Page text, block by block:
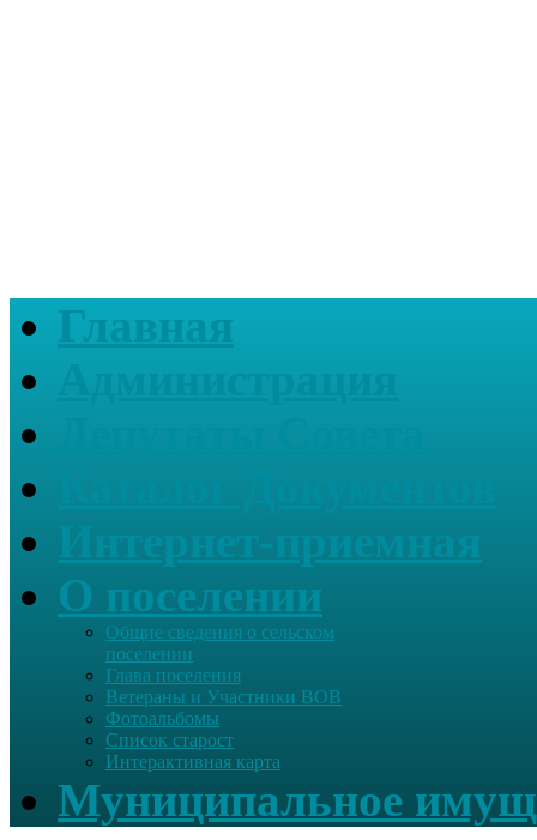
Главная
О поселении
Общие сведения о сельском
поселении
Глава поселения
Ветераны и Участники ВОВ
Фотоальбомы
Список старост
Интерактивная карта
Муниципальное